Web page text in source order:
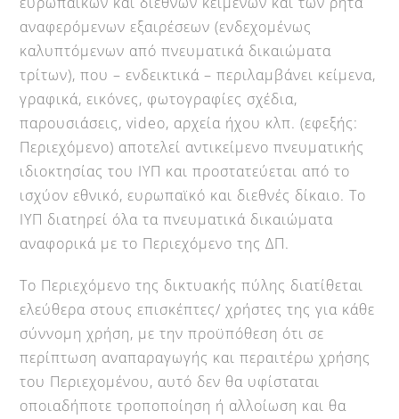
αναφερόμενων εξαιρέσεων (ενδεχομένως
καλυπτόμενων από πνευματικά δικαιώματα
τρίτων), που – ενδεικτικά – περιλαμβάνει κείμενα,
γραφικά, εικόνες, φωτογραφίες σχέδια,
παρουσιάσεις, video, αρχεία ήχου κλπ. (εφεξής:
Περιεχόμενο) αποτελεί αντικείμενο πνευματικής
ιδιοκτησίας του ΙΥΠ και προστατεύεται από το
ισχύον εθνικό, ευρωπαϊκό και διεθνές δίκαιο. Το
ΙΥΠ διατηρεί όλα τα πνευματικά δικαιώματα
αναφορικά με το Περιεχόμενο της ΔΠ.
Το Περιεχόμενο της δικτυακής πύλης διατίθεται
ελεύθερα στους επισκέπτες/ χρήστες της για κάθε
σύννομη χρήση, με την προϋπόθεση ότι σε
περίπτωση αναπαραγωγής και περαιτέρω χρήσης
του Περιεχομένου, αυτό δεν θα υφίσταται
οποιαδήποτε τροποποίηση ή αλλοίωση και θα